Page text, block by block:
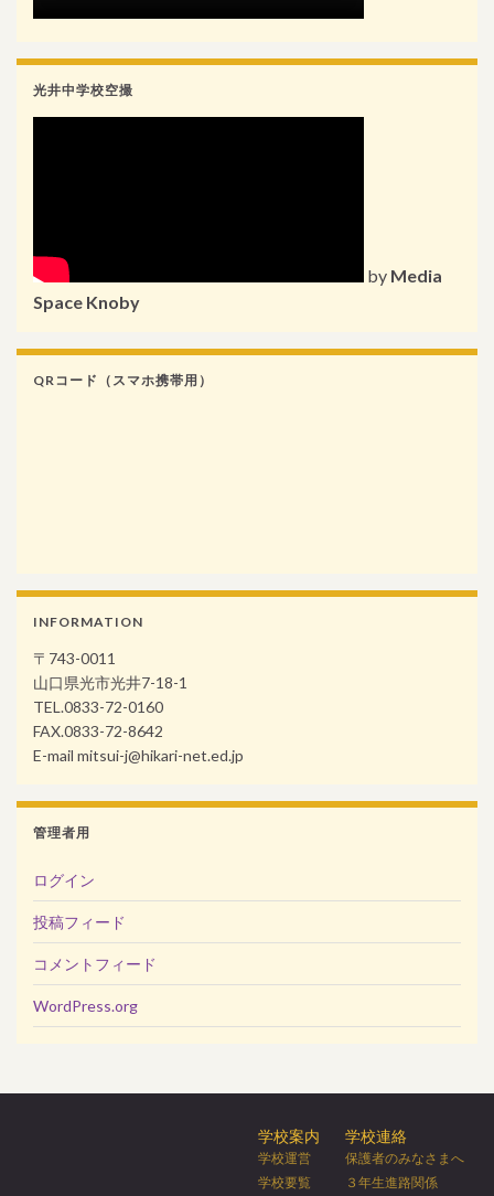
光井中学校空撮
by Media
Space Knoby
QRコード（スマホ携帯用）
INFORMATION
〒743-0011
山口県光市光井7-18-1
TEL.0833-72-0160
FAX.0833-72-8642
E-mail mitsui-j@hikari-net.ed.jp
管理者用
ログイン
投稿フィード
コメントフィード
WordPress.org
学校案内
学校運営
学校要覧
学校連絡
保護者のみなさまへ
３年生進路関係